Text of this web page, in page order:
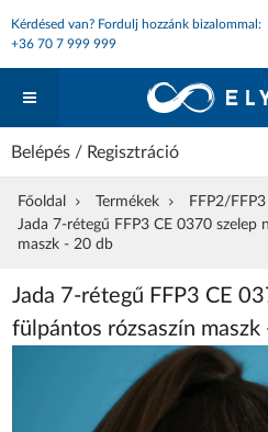
Kérdésed van? Fordulj hozzánk bizalommal:
+36 70 7 999 999
Belépés / Regisztráció
Főoldal Termékek
FFP2/
Jada 7-rétegű FFP3 CE 0370 szelep
maszk - 20 db
Jada 7-rétegű FFP3 CE
fülpántos rózsaszín maszk